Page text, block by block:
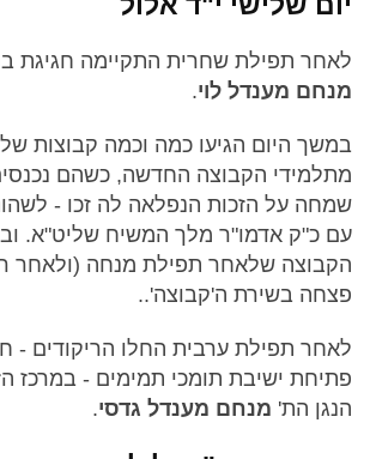
לאחר תפילת שחרית התקיימה חגיגת
מנחם מענדל לוי.
במשך היום הגיעו כמה וכמה קבוצות
שמחה על הזכות הנפלאה לה זכו -
עם כ"ק אדמו"ר מלך המשיח שליט"א.
הקבוצה שלאחר תפילת מנחה (ולאחר
פצחה בשירת ה'קבוצה'..
לאחר תפילת ערבית החלו הריקודים -
פתיחת ישיבת תומכי תמימים - במרכז
הנגן הת' מנחם מענדל גדסי.